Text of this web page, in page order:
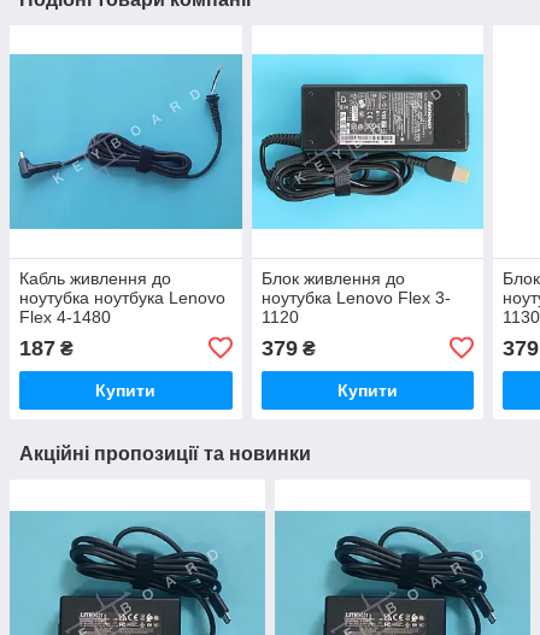
Кабль живлення до
ноутубка ноутбука Lenovo
Flex 4-1480
187 ₴
Купити
Блок живлення до
ноутубка Lenovo Flex 3-
1120
379₴
Купити
1130
379
Акційні пропозиції та новинки